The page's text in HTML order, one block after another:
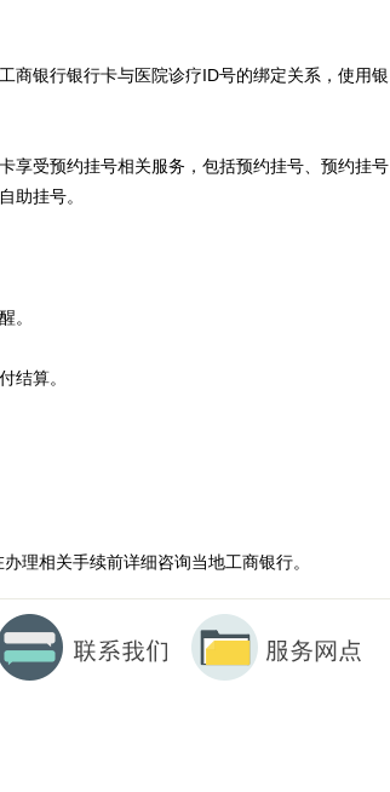
银行银行卡与医院诊疗ID号的绑定关系，使用银
受预约挂号相关服务，包括预约挂号、预约挂号
助挂号。
。
结算。
理相关手续前详细咨询当地工商银行。